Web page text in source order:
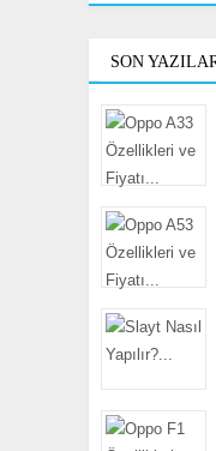
SON